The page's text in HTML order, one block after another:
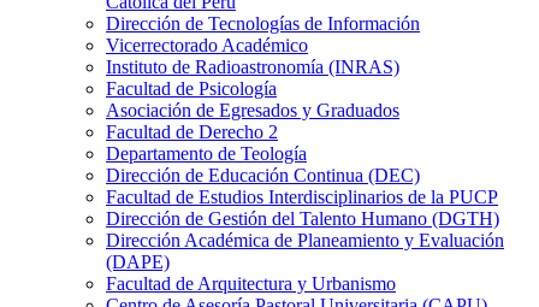
Dirección de Tecnologías de Información
Vicerrectorado Académico
Instituto de Radioastronomía (INRAS)
Facultad de Psicología
Asociación de Egresados y Graduados
Facultad de Derecho 2
Departamento de Teología
Dirección de Educación Continua (DEC)
Facultad de Estudios Interdisciplinarios de la PUCP
Dirección de Gestión del Talento Humano (DGTH)
Dirección Académica de Planeamiento y Evaluación
(DAPE)
Facultad de Arquitectura y Urbanismo